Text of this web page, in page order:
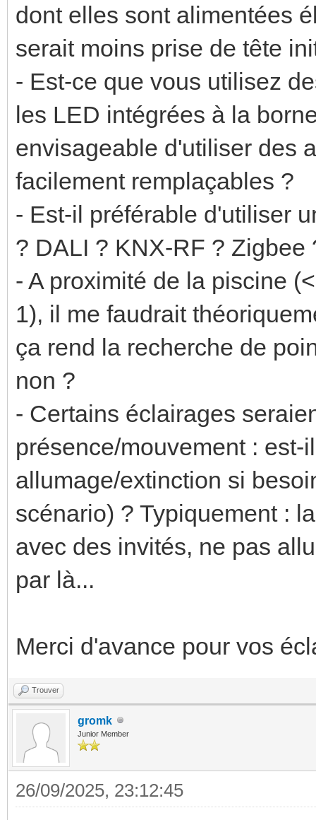
dont elles sont alimentées
serait moins prise de tête
- Est-ce que vous utilisez
les LED intégrées à la
envisageable d'utiliser des
facilement remplaçables ?
- Est-il préférable d'utiliser
? DALI ? KNX-RF ? Zigbee
- A proximité de la piscine
1), il me faudrait
ça rend la recherche de
non ?
- Certains éclairages
présence/mouvement :
allumage/extinction si
scénario) ? Typiquement :
avec des invités, ne pas
par là...
Merci d'avance pour vos
Trouver
gromk
Junior Member
26/09/2025, 23:12:45